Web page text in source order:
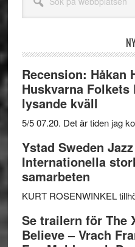
webbplatsen
Recension: Håkan
Huskvarna Folkets
lysande kväll
5/5 07.20. Det är tiden jag
Ystad Sweden
Internationella
samarbeten
KURT ROSENWINKEL
Se trailern för The
Believe – Vrach